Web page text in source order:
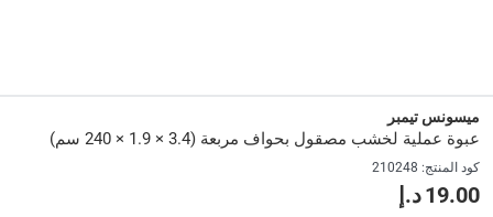
توصيل المنتجات مباشرة من المورّد: خلال 2 إلى 4 أيام عمل
collection
الاستلام من المتجر عبر خدمة “انقر واستلم” لمنتجات
returns
ميسونس تيمبر
عبوة عملية لخشب مصقول بحواف مربعة (3.4 × 1.9 × 240 سم)
كود المنتج:
210248
19.00 د.إ